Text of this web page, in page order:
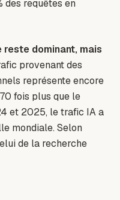
des requêtes en
dominant, mais
provenant des
représente encore
fois plus que le
et 2025, le trafic IA a
mondiale. Selon
de la recherche